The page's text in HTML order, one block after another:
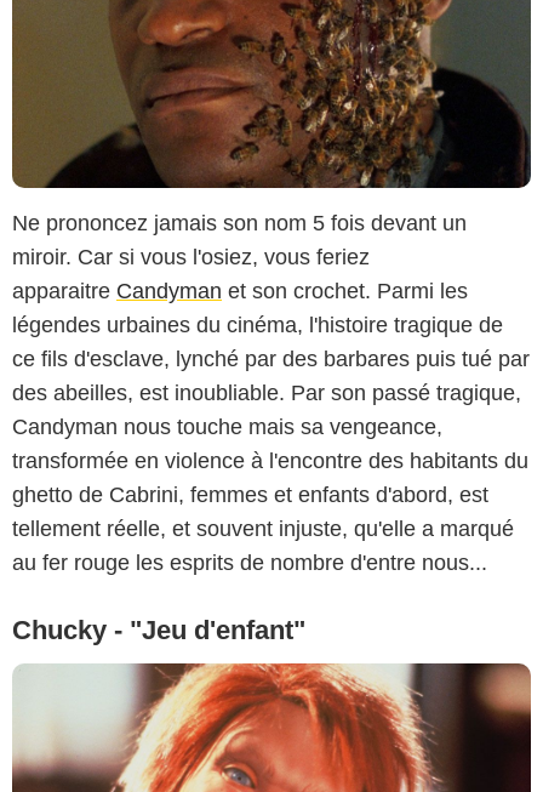
Ne prononcez jamais son nom 5 fois devant un
miroir. Car si vous l'osiez, vous feriez
apparaitre Candyman et son crochet. Parmi les
légendes urbaines du cinéma, l'histoire tragique de
ce fils d'esclave, lynché par des barbares puis tué par
des abeilles, est inoubliable. Par son passé tragique,
Candyman nous touche mais sa vengeance,
transformée en violence à l'encontre des habitants du
ghetto de Cabrini, femmes et enfants d'abord, est
tellement réelle, et souvent injuste, qu'elle a marqué
au fer rouge les esprits de nombre d'entre nous...
Chucky - "Jeu d'enfant"